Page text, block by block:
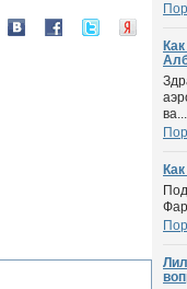
ва...